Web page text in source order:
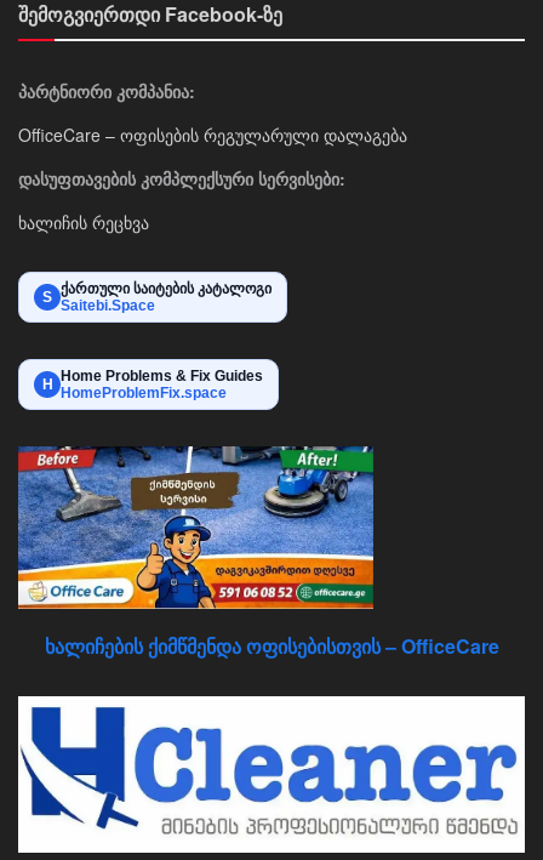
შემოგვიერთდი Facebook-ზე
პარტნიორი კომპანია:
OfficeCare – ოფისების რეგულარული დალაგება
დასუფთავების კომპლექსური სერვისები:
ხალიჩის რეცხვა
S ქართული საიტების კატალოგი
Saitebi.Space
H
Home Problems & Fix Guides
HomeProblemFix.space
ხალიჩების ქიმწმენდა ოფისებისთვის – OfficeCare